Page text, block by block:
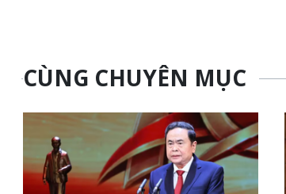
CÙNG CHUYÊN MỤC